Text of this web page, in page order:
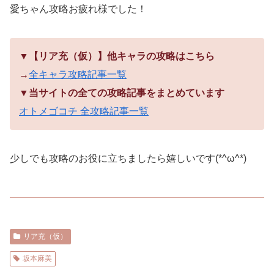
愛ちゃん攻略お疲れ様でした！
▼【リア充（仮）】他キャラの攻略はこちら
→全キャラ攻略記事一覧
▼当サイトの全ての攻略記事をまとめています
オトメゴコチ 全攻略記事一覧
少しでも攻略のお役に立ちましたら嬉しいです(*^ω^*)
リア充（仮）
坂本麻美